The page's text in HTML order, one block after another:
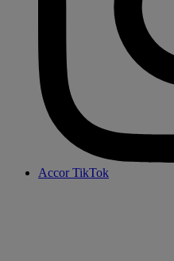
Accor TikTok